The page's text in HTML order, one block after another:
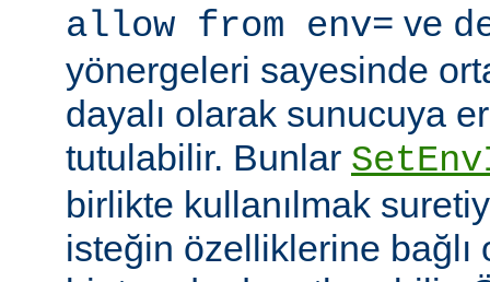
allow from env= ve
yönergeleri sayesinde
dayalı olarak sunucuya
tutulabilir. Bunlar
birlikte kullanılmak
isteğin özelliklerine